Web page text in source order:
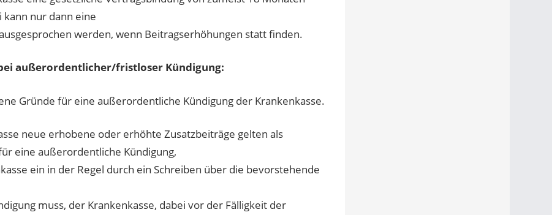
nur dann eine
werden, wenn Beitragserhöhungen statt finden.
außerordentlicher/fristloser Kündigung:
Gründe für eine außerordentliche Kündigung der Krankenkasse.
neue erhobene oder erhöhte Zusatzbeiträge gelten als
eine außerordentliche Kündigung,
ein in der Regel durch ein Schreiben über die bevorstehende
muss, der Krankenkasse, dabei vor der Fälligkeit der